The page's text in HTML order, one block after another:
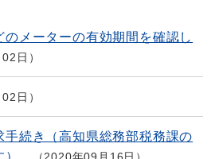
メーターの有効期間を確認し
日
日
続き（高知県総務部税務課の
。